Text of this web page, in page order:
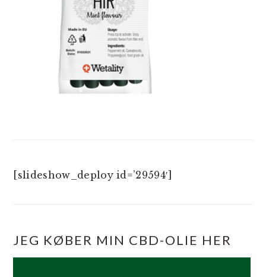
[slideshow_deploy id=’29594′]
JEG KØBER MIN CBD-OLIE HER